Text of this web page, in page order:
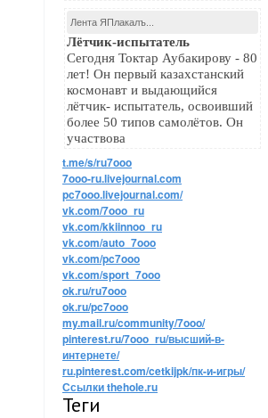
Лента ЯПлакалъ...
Лётчик-испытатель
Сегодня Токтар Аубакирову - 80
лет! Он первый казахстанский
космонавт и выдающийся
лётчик- испытатель, освоивший
более 50 типов самолётов. Он
участвова
t.me/s/ru7ooo
7ooo-ru.livejournal.com
pc7ooo.livejournal.com/
vk.com/7ooo_ru
vk.com/kkiinnoo_ru
vk.com/auto_7ooo
vk.com/pc7ooo
vk.com/sport_7ooo
ok.ru/ru7ooo
ok.ru/pc7ooo
my.mail.ru/community/7ooo/
pinterest.ru/7ooo_ru/высший-в-
интернете/
ru.pinterest.com/cetkijpk/пк-и-игры/
Ссылки thehole.ru
Теги